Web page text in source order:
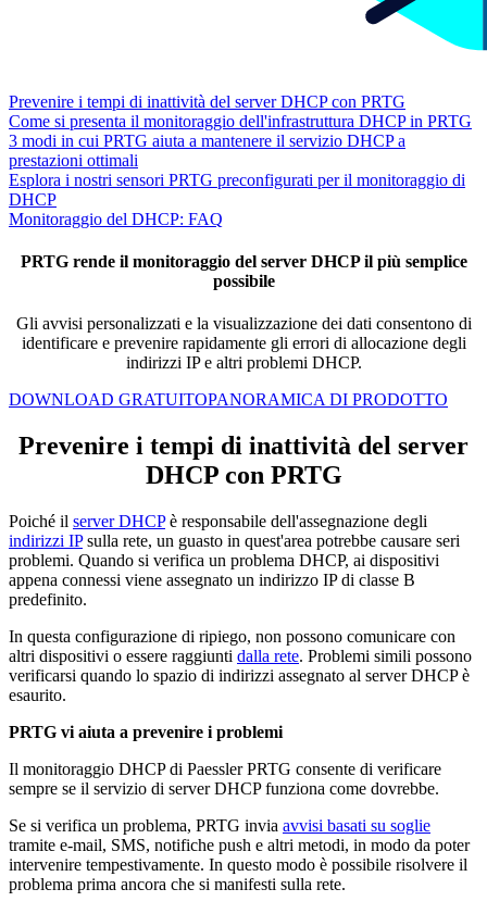
Prevenire i tempi di inattività del server DHCP con PRTG
Come si presenta il monitoraggio dell'infrastruttura DHCP in PRTG
3 modi in cui PRTG aiuta a mantenere il servizio DHCP a
prestazioni ottimali
Esplora i nostri sensori PRTG preconfigurati per il monitoraggio di
DHCP
Monitoraggio del DHCP: FAQ
PRTG rende il monitoraggio del server DHCP il più semplice
possibile
Gli avvisi personalizzati e la visualizzazione dei dati consentono di
identificare e prevenire rapidamente gli errori di allocazione degli
indirizzi IP e altri problemi DHCP.
DOWNLOAD GRATUITOPANORAMICA DI PRODOTTO
Prevenire i tempi di inattività del server
DHCP con PRTG
Poiché il server DHCPè responsabile dell'assegnazione degli
indirizzi IPsulla rete, un guasto in quest'area potrebbe causare seri
problemi. Quando si verifica un problema DHCP, ai dispositivi
appena connessi viene assegnato un indirizzo IP di classe B
predefinito.
In questa configurazione di ripiego, non possono comunicare con
altri dispositivi o essere raggiunti dalla rete. Problemi simili possono
verificarsi quando lo spazio di indirizzi assegnato al server DHCP è
esaurito.
PRTG vi aiuta a prevenire i problemi
Il monitoraggio DHCP di Paessler PRTG consente di verificare
sempre se il servizio di server DHCP funziona come dovrebbe.
Se si verifica un problema, PRTG invia avvisi basati su soglie
tramite e-mail, SMS, notifiche push e altri metodi, in modo da poter
intervenire tempestivamente. In questo modo è possibile risolvere il
problema prima ancora che si manifesti sulla rete.